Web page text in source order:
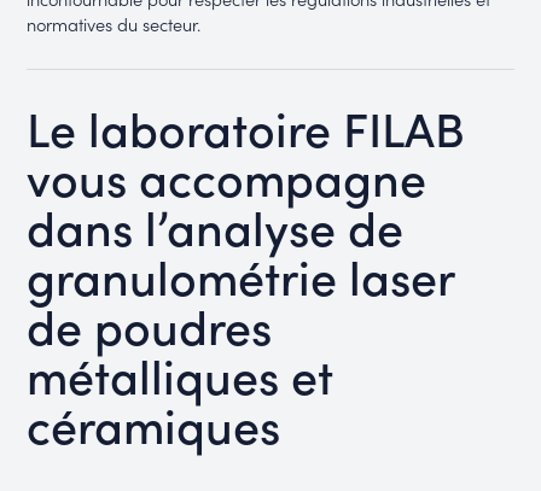
normatives du secteur.
Le laboratoire FILAB
vous accompagne
dans l’analyse de
granulométrie laser
de poudres
métalliques et
céramiques